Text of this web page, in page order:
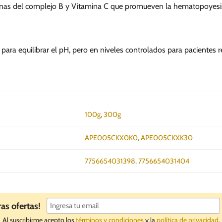
del complejo B y Vitamina C que promueven la
equilibrar el pH, pero en niveles controlados para pacientes
100g,300g
APE005CKX0K0,APE005CKXK30
7756654031398,7756654031404
ofertas!
Al suscribirme acepto lostérminos y condicionesy la política de privacidad.